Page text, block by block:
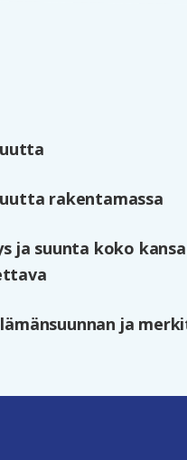
rakentamassa
ja suunta koko
ja